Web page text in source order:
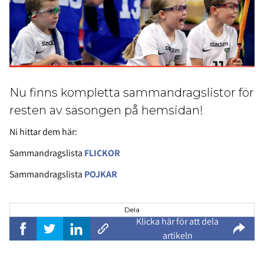
Nu finns kompletta sammandragslistor för
resten av säsongen på hemsidan!
Ni hittar dem här:
Sammandragslista FLICKOR
Sammandragslista POJKAR
Dela
Klicka här för att dela
artikeln